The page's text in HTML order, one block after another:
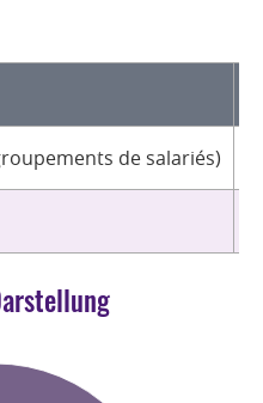
de salariés)